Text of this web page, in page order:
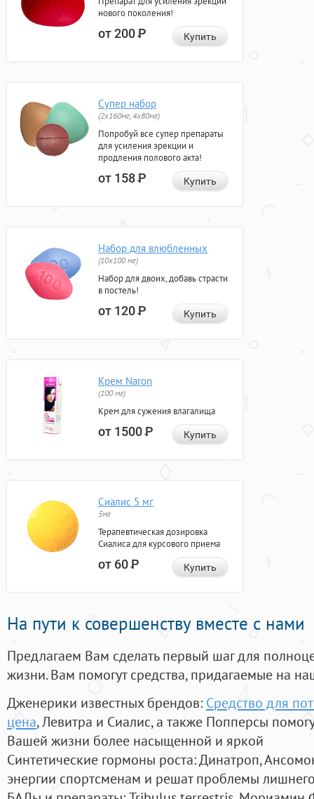
нового поколения!
от 200Р Купить
Супер набор
(2х160мг, 4х80мг)
Попробуй все супер препараты
для усиления эрекции и
продления полового акта!
от 158Р Купить
Набор для влюбленных
(10х100 мг)
Набор для двоих, добавь страсти
в постель!
от 120Р Купить
Крем Naron
(100 мг)
Крем для сужения влагалища
от 1500Р Купить
Сиалис 5 мг
5мг
Терапевтическая дозировка
Сиалиса для курсового приема
от 60Р Купить
На пути к совершенству вместе с нами
Предлагаем Вам сделать первый шаг для
жизни. Вам помогут средства, придагаемые на
Дженерики известных брендов: Средство для
цена, Левитра и Сиалис, а также Попперсы
Вашей жизни более насыщенной и яркой
Синтетические гормоны роста: Динатроп,
энергии спортсменам и решат проблемы